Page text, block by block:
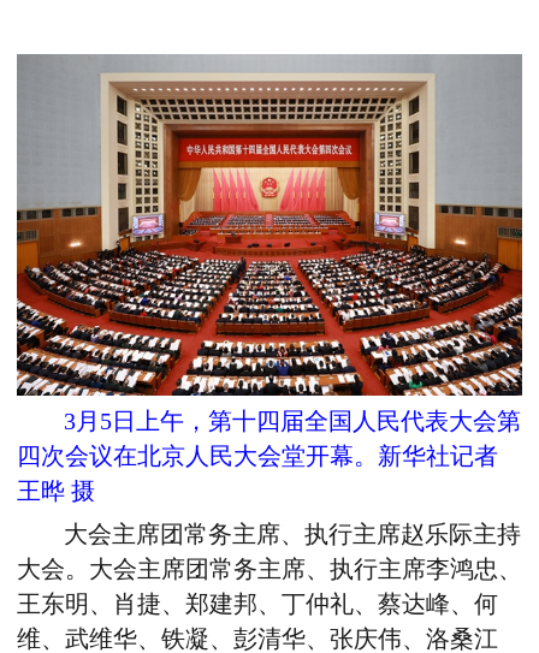
3月5日上午，第十四届全国人民代表大会第
四次会议在北京人民大会堂开幕。新华社记者
王晔 摄
大会主席团常务主席、执行主席赵乐际主持
大会。大会主席团常务主席、执行主席李鸿忠、
王东明、肖捷、郑建邦、丁仲礼、蔡达峰、何
维、武维华、铁凝、彭清华、张庆伟、洛桑江